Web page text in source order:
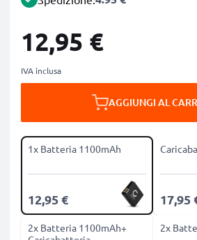
12,95 €
IVA inclusa
AGGIUNGI AL
1x Batteria 1100mAh
12,95 € 17,95
2x Batteria 1100mAh+
2x